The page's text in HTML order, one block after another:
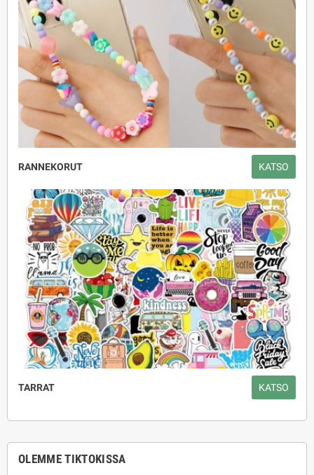
RANNEKORUT KATSO
TARRAT KATSO
OLEMME TIKTOKISSA